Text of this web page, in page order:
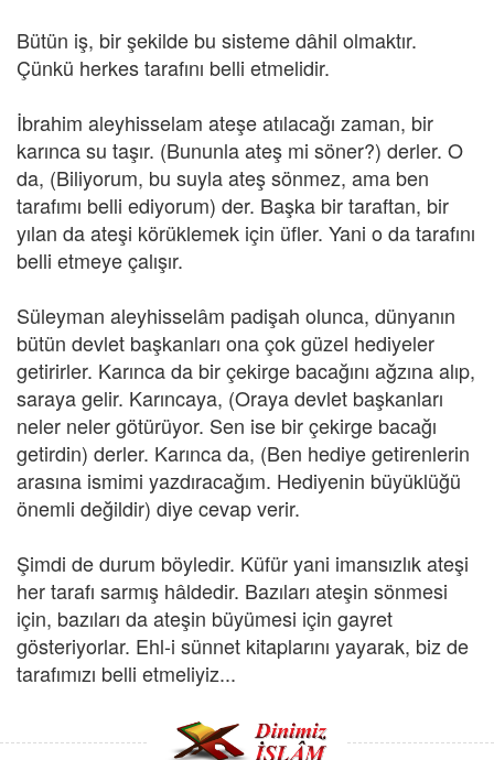
Bütün iş, bir şekilde bu sisteme dâhil olmaktır.
Çünkü herkes tarafını belli etmelidir.
İbrahim aleyhisselam ateşe atılacağı zaman, bir
karınca su taşır. (Bununla ateş mi söner?) derler. O
da, (Biliyorum, bu suyla ateş sönmez, ama ben
tarafımı belli ediyorum) der. Başka bir taraftan, bir
yılan da ateşi körüklemek için üfler. Yani o da tarafını
belli etmeye çalışır.
Süleyman aleyhisselâm padişah olunca, dünyanın
bütün devlet başkanları ona çok güzel hediyeler
getirirler. Karınca da bir çekirge bacağını ağzına alıp,
saraya gelir. Karıncaya, (Oraya devlet başkanları
neler neler götürüyor. Sen ise bir çekirge bacağı
getirdin) derler. Karınca da, (Ben hediye getirenlerin
arasına ismimi yazdıracağım. Hediyenin büyüklüğü
önemli değildir) diye cevap verir.
Şimdi de durum böyledir. Küfür yani imansızlık ateşi
her tarafı sarmış hâldedir. Bazıları ateşin sönmesi
için, bazıları da ateşin büyümesi için gayret
gösteriyorlar. Ehl-i sünnet kitaplarını yayarak, biz de
tarafımızı belli etmeliyiz...